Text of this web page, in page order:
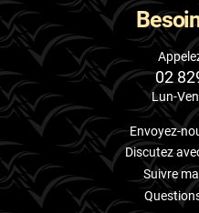
02
Lun-
Envoyez-
Discutez
Suivre